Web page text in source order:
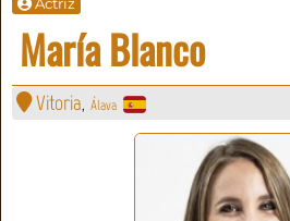
María Blanco
Vitoria, Álava